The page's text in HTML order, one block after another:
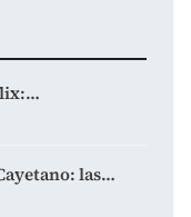
las…